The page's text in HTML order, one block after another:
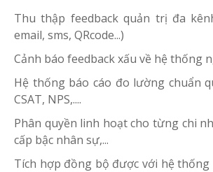
Thu thập feedback quản trị đa
email, sms, QRcode...)
Cảnh báo feedback xấu về hệ thống
Hệ thống báo cáo đo lường chuẩn
CSAT, NPS,....
Phân quyền linh hoạt cho từng chi
cấp bậc nhân sự,...
Tích hợp đồng bộ được với hệ thống